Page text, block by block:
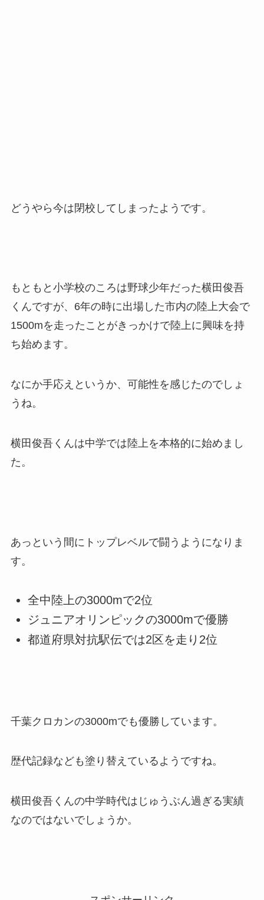
どうやら今は閉校してしまったようです。
もともと小学校のころは野球少年だった横田俊吾
くんですが、6年の時に出場した市内の陸上大会で
1500mを走ったことがきっかけで陸上に興味を持
ち始めます。
なにか手応えというか、可能性を感じたのでしょ
うね。
横田俊吾くんは中学では陸上を本格的に始めまし
た。
あっという間にトップレベルで闘うようになりま
す。
全中陸上の3000mで2位
ジュニアオリンピックの3000mで優勝
都道府県対抗駅伝では2区を走り2位
千葉クロカンの3000mでも優勝しています。
歴代記録なども塗り替えているようですね。
横田俊吾くんの中学時代はじゅうぶん過ぎる実績
なのではないでしょうか。